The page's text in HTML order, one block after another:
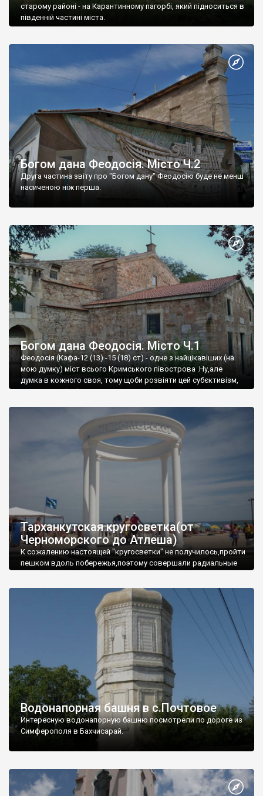
старому районі - на Карантинному пагорбі, який підноситься в
південній частині міста.
Богом дана Феодосія. Місто Ч.2
Друга частина звіту про "Богом дану" Феодосію буде не менш
насиченою ніж перша.
Богом дана Феодосія. Місто Ч.1
Феодосія (Кафа-12 (13) -15 (18) ст) - одне з найцікавіших (на
мою думку) міст всього Кримського півострова .Ну,але
думка в кожного своя, тому щоби розвіяти цей субєктивізм,
запрошую відвідати це
Тарханкутская кругосветка(от
Черноморского до Атлеша)
К сожалению настоящей "кругосветки" не получилось,пройти
пешком вдоль побережья,поэтому совершали радиальные
Водонапорная башня в с.Почтовое
Интересную водонапорную башню посмотрели по дороге из
Симферополя в Бахчисарай.